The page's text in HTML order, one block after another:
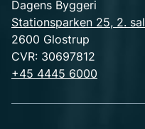
Dagens Byggeri
Stationsparken 25, 2. sal
2600 Glostrup
CVR: 30697812
+45 4445 6000